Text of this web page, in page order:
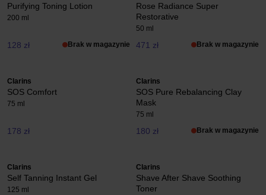
Purifying Toning Lotion
200 ml
128 zł Brak w magazynie
Rose Radiance Super
Restorative
50 ml
471 zł Brak w magazynie
Clarins
SOS Comfort
75 ml
178 zł
Clarins
SOS Pure Rebalancing Clay
Mask
75 ml
180 zł Brak w magazynie
Clarins
Self Tanning Instant Gel
125 ml
Clarins
Shave After Shave Soothing
Toner